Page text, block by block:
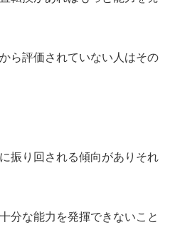
ら評価されていない人はその
振り回される傾向がありそれ
分な能力を発揮できないこと